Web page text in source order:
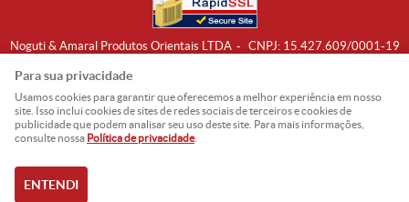
Noguti & Amaral Produtos Orientais LTDA CNPJ: 15.427.609/0001-19
Para sua privacidade
Usamos cookies para garantir que oferecemos a melhor experiência em nosso
site. Isso inclui cookies de sites de redes sociais de terceiros e cookies de
publicidade que podem analisar seu uso deste site. Para mais informações,
consulte nossa Política de privacidade.
ENTENDI